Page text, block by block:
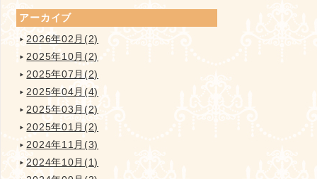
アーカイブ
2026年02月(2)
2025年10月(2)
2025年07月(2)
2025年04月(4)
2025年03月(2)
2025年01月(2)
2024年11月(3)
2024年10月(1)